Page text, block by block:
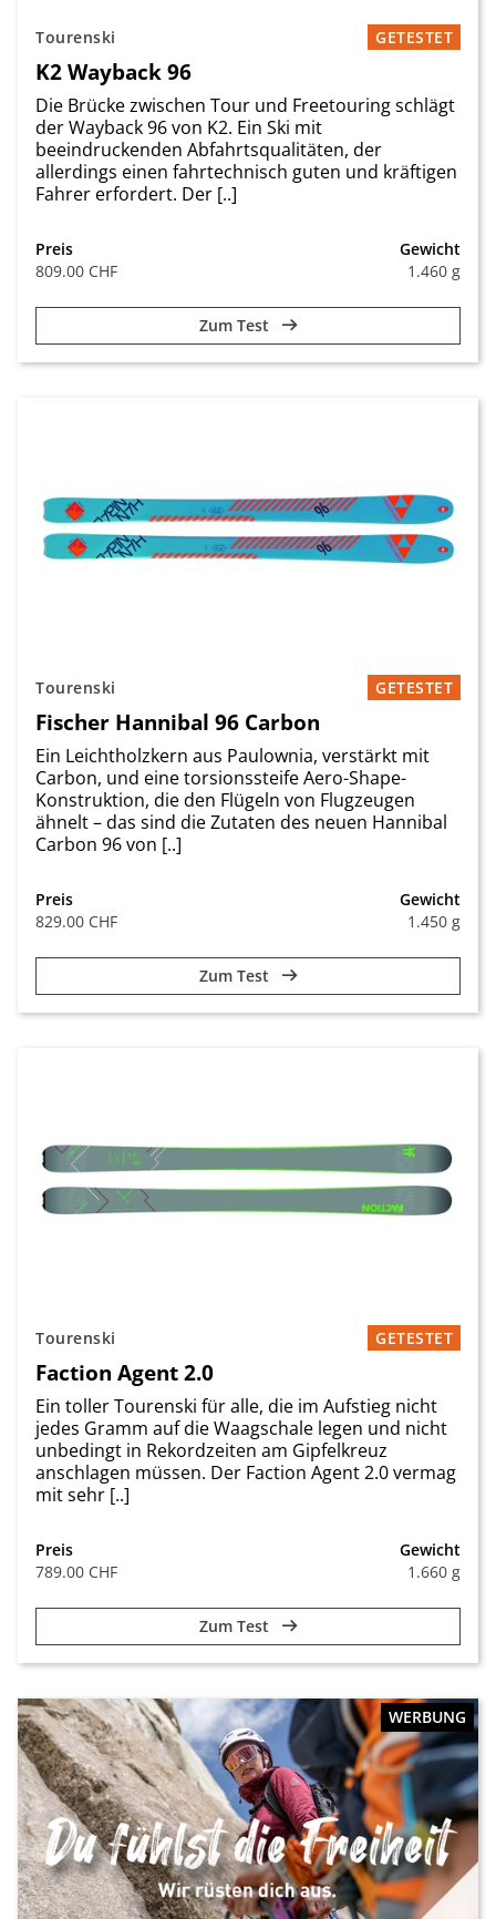
Tourenski GETESTET
K2 Wayback 96
Die Brücke zwischen Tour und Freetouring schlägt
der Wayback 96 von K2. Ein Ski mit
beeindruckenden Abfahrtsqualitäten, der
allerdings einen fahrtechnisch guten und kräftigen
Fahrer erfordert. Der [..]
Preis
809.00 CHF
Gewicht
1.460 g
Zum Test
Tourenski GETESTET
Fischer Hannibal 96 Carbon
Ein Leichtholzkern aus Paulownia, verstärkt mit
Carbon, und eine torsionssteife Aero-Shape-
Konstruktion, die den Flügeln von Flugzeugen
ähnelt – das sind die Zutaten des neuen Hannibal
Carbon 96 von [..]
Preis
829.00 CHF
Gewicht
1.450 g
Zum Test
Tourenski GETESTET
Faction Agent 2.0
Ein toller Tourenski für alle, die im Aufstieg nicht
jedes Gramm auf die Waagschale legen und nicht
unbedingt in Rekordzeiten am Gipfelkreuz
anschlagen müssen. Der Faction Agent 2.0 vermag
mit sehr [..]
Preis
789.00 CHF
Gewicht
1.660 g
Zum Test
WERBUNG